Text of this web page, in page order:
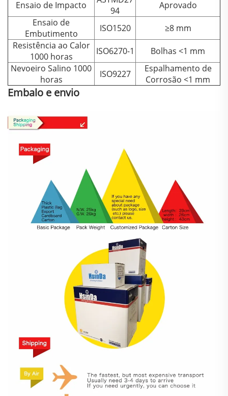
Ensaio de Impacto
94
Aprovado
Ensaio de
Embutimento
ISO1520
≥8 mm
Resistência ao Calor
1000 horas
ISO6270-1
Bolhas <1 mm
Nevoeiro Salino 1000
horas
ISO9227
Espalhamento de
Corrosão <1 mm
Embalo e envio